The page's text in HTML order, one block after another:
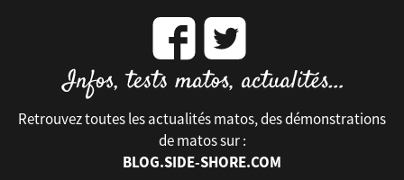
Retrouvez toutes les actualités matos, des démonstrations
de matos sur :
BLOG.SIDE-SHORE.COM